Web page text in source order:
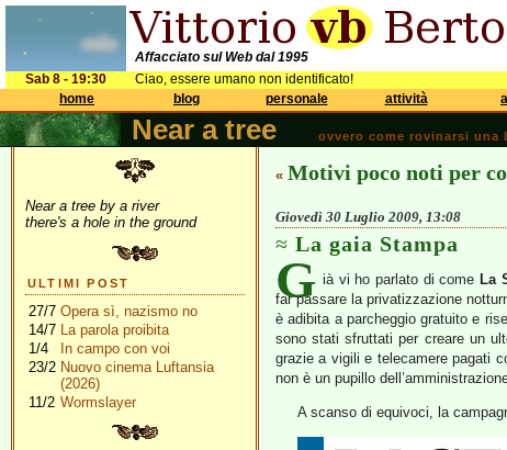
Affacciato sul Web dal 1995
Sab 8 - 19:30
Ciao, essere umano non identificato!
home
blog personale attività
Near a tree ovvero come rovinarsi
Near a tree by a river
there's a hole in the ground
ULTIMI POST
27/7 Opera sì, nazismo no
14/7 La parola proibita
1/4
In campo con voi
23/2 Nuovo cinema Luftansia
(2026)
11/2 Wormslayer
« Motivi poco noti per
Giovedì 30 Luglio 2009, 13:08
La gaia Stampa
G ià vi ho parlato di come La
far passare la privatizzazione
è adibita a parcheggio gratuito e
sono stati sfruttati per creare un
grazie a vigili e telecamere pagati
non è un pupillo
A scanso di equivoci, la